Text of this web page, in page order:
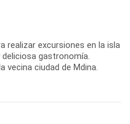
realizar excursiones en la isla
gastronomía.
vecina ciudad de Mdina.